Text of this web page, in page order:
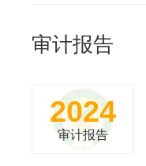
审计报告
2024
审计报告